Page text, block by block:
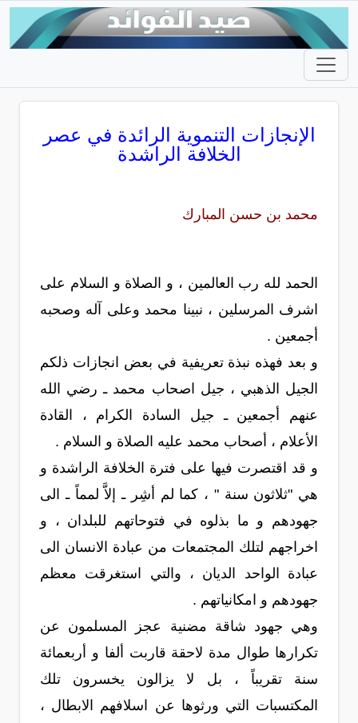
الإنجازات التنموية الرائدة في عصر
الخلافة الراشدة
محمد بن حسن المبارك
الحمد لله رب العالمين ، و الصلاة و السلام على
اشرف المرسلين ، نبينا محمد وعلى آله وصحبه
أجمعين .
و بعد فهذه نبذة تعريفية في بعض انجازات ذلكم
الجيل الذهبي ، جيل اصحاب محمد ـ رضي الله
عنهم أجمعين ـ جيل السادة الكرام ، القادة
الأعلام ، أصحاب محمد عليه الصلاة و السلام .
و قد اقتصرت فيها على فترة الخلافة الراشدة و
هي "ثلاثون سنة " ، كما لم أشِر ـ إلاَّ لمماً ـ الى
جهودهم و ما بذلوه في فتوحاتهم للبلدان ، و
اخراجهم لتلك المجتمعات من عبادة الانسان الى
عبادة الواحد الديان ، والتي استغرقت معظم
جهودهم و امكانياتهم .
وهي جهود شاقة مضنية عجز المسلمون عن
تكرارها طوال مدة لاحقة قاربت ألفا و أربعمائة
سنة تقريباً ، بل لا يزالون يخسرون تلك
المكتسبات التي ورثوها عن اسلافهم الابطال ،